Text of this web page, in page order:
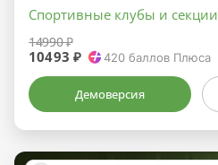
Спортивные клубы и секции
14990 ₽
10493 ₽ 420 баллов Плюса
Демоверсия